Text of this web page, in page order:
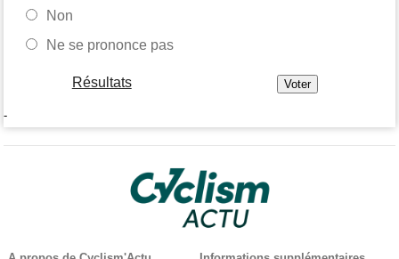
Non
Ne se prononce pas
Résultats
-